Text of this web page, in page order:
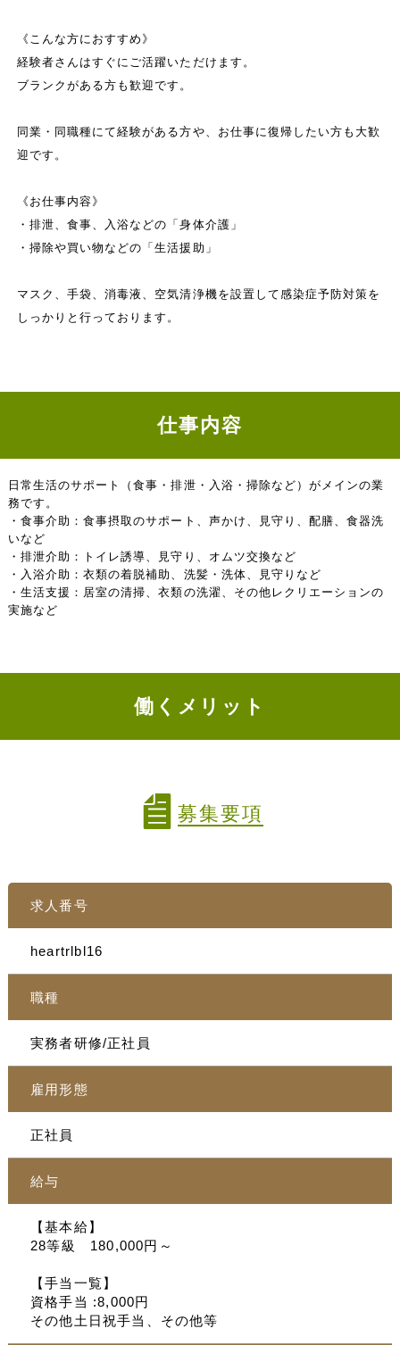
《こんな方におすすめ》
経験者さんはすぐにご活躍いただけます。
ブランクがある方も歓迎です。
同業・同職種にて経験がある方や、お仕事に復帰したい方も大歓
迎です。
《お仕事内容》
・排泄、食事、入浴などの「身体介護」
・掃除や買い物などの「生活援助」
マスク、手袋、消毒液、空気清浄機を設置して感染症予防対策を
しっかりと行っております。
仕事内容
日常生活のサポート（食事・排泄・入浴・掃除など）がメインの業
務です。
・食事介助：食事摂取のサポート、声かけ、見守り、配膳、食器洗
いなど
・排泄介助：トイレ誘導、見守り、オムツ交換など
・入浴介助：衣類の着脱補助、洗髪・洗体、見守りなど
・生活支援：居室の清掃、衣類の洗濯、その他レクリエーションの
実施など
働くメリット
募集要項
求人番号
heartrlbl16
職種
実務者研修/正社員
雇用形態
正社員
給与
【基本給】
28等級 180,000円～
【手当一覧】
資格手当 :8,000円
その他土日祝手当、その他等